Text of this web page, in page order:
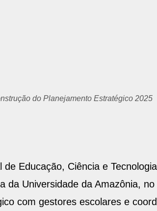
do Planejamento Estratégico 2025
de Educação, Ciência e
da Universidade da Amazônia,
com gestores escolares e